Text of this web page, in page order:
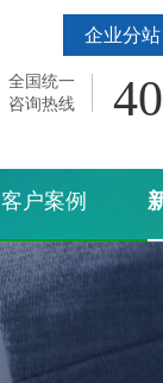
企业分站
全国统一
咨询热线
客户案例